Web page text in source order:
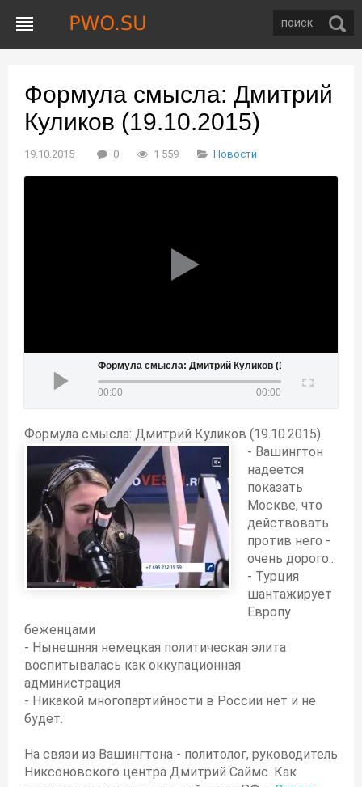
Формула смысла: Дмитрий
Куликов (19.10.2015)
19.10.2015 0 1 559 Новости
Формула смысла: Дмитрий Куликов (19.10.2015)
00:00 00:00
Формула смысла: Дмитрий Куликов (19.10.2015).
- Вашингтон
надеется
показать
Москве, что
действовать
против него -
очень дорого...
- Турция
шантажирует
Европу
беженцами
- Нынешняя немецкая политическая элита
воспитывалась как оккупационная
администрация
- Никакой многопартийности в России нет и не
будет.
На связи из Вашингтона - политолог, руководитель
Никсоновского центра Дмитрий Саймс. Как